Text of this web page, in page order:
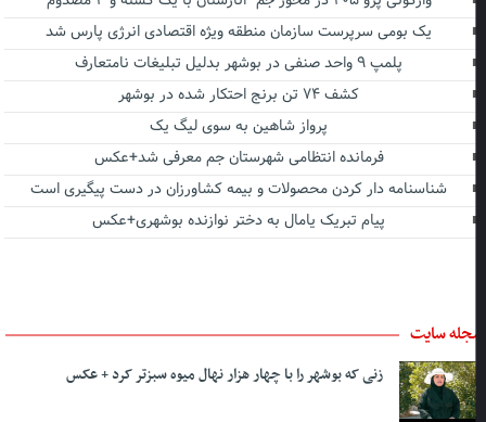
یک بومی سرپرست سازمان منطقه ویژه اقتصادی انرژی پارس شد
پلمپ ۹ واحد صنفی در بوشهر بدلیل تبلیغات نامتعارف
کشف ۷۴ تن برنج احتکار شده در بوشهر
پرواز شاهین به سوی لیگ یک
فرمانده انتظامی شهرستان جم معرفی شد+عکس
شناسنامه دار کردن محصولات و بیمه کشاورزان در دست پیگیری است
پیام تبریک یامال به دختر نوازنده بوشهری+عکس
سایت
زنی که بوشهر را با چهار هزار نهال میوه سبزتر کرد + عکس